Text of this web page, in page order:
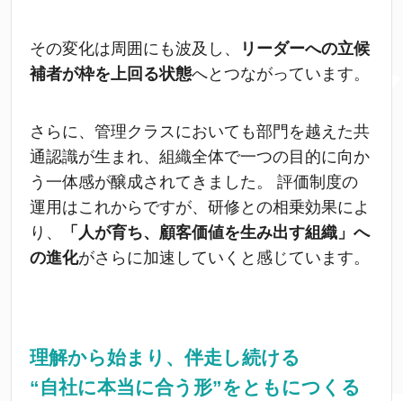
その変化は周囲にも波及し、
リーダーへの立候
補者が枠を上回る状態へとつながっています。
さらに、管理クラスにおいても部門を越えた共
通認識が生まれ、組織全体で一つの目的に向か
う一体感が醸成されてきました。 評価制度の
運用はこれからですが、研修との相乗効果によ
り、
「人が育ち、顧客価値を生み出す組織」へ
の進化がさらに加速していくと感じています。
理解から始まり、伴走し続ける
“自社に本当に合う形”をともにつくる